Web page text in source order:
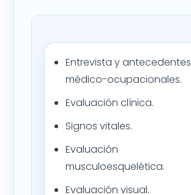
Entrevista y antecedentes
médico-ocupacionales.
Evaluación clínica.
Signos vitales.
Evaluación
musculoesquelética.
Evaluación visual.